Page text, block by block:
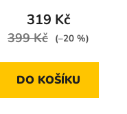
319 Kč
399 Kč (–20 %)
DO KOŠÍKU